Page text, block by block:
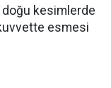
doğu kesimlerde
esmesi